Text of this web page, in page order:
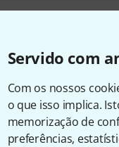
Servido com
Com os nossos
o que isso implica.
memorização de
preferências,